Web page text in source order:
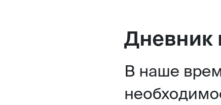
Дневник
В наше